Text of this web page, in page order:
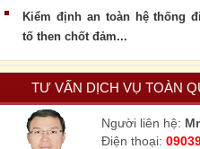
Kiểm định an toàn hệ thống
tố then chốt đảm...
TƯ VẤN DỊCH VỤ TOÀN
Người liên hệ:
Điện thoại: